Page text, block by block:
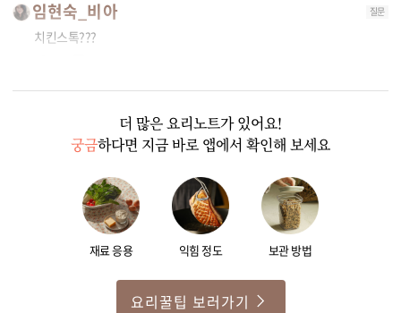
임현숙_비아 질문
치킨스톡???
더 많은 요리노트가 있어요!
궁금하다면 지금 바로 앱에서 확인해 보세요
재료 응용 익힘 정도 보관 방법
요리꿀팁 보러가기